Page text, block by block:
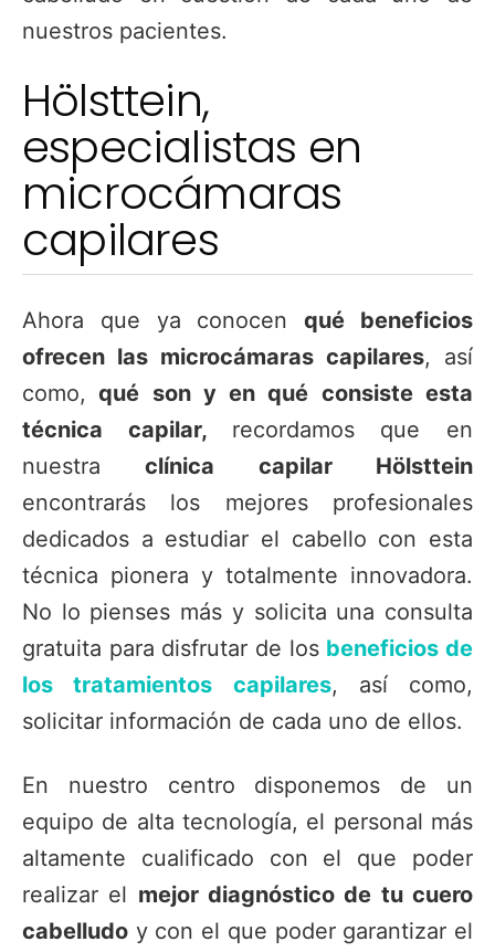
nuestros pacientes.
Hölsttein,
especialistas en
microcámaras
capilares
Ahora que ya conocenqué beneficios
ofrecen las microcámaras capilares, así
como, qué son y en qué consiste esta
técnica capilar, recordamos que en
nuestraclínica capilar Hölsttein
encontrarás los mejores profesionales
dedicados a estudiar el cabello con esta
técnica pionera y totalmente innovadora.
No lo pienses más y solicita una consulta
gratuita para disfrutar de los beneficios de
los
tratamientos capilares, así como,
solicitar información de cada uno de ellos.
En nuestro centro disponemos de un
equipo de alta tecnología, el personal más
altamente cualificado con el que poder
realizar el mejor diagnóstico de tu cuero
cabelludo y con el que poder garantizar el